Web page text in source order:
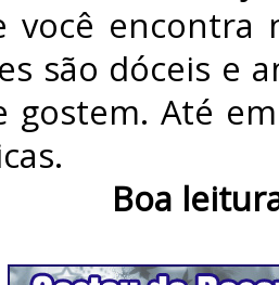
você encontra
são dóceis e
gostem. Até
Boa